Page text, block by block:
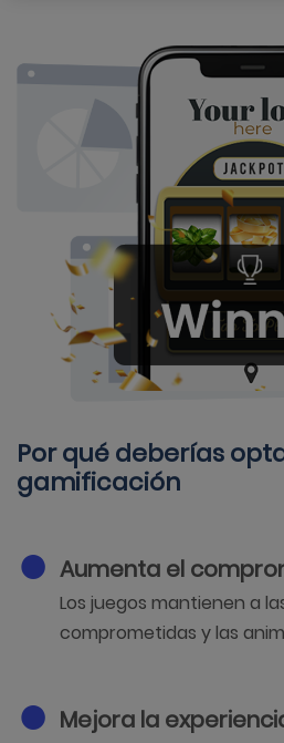
Por qué deberías
gamificación
Aumenta el
Los juegos mantienen a
comprometidas y las
Mejora la